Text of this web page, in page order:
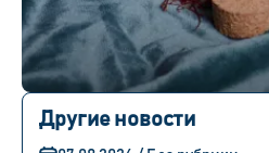
Другие новости